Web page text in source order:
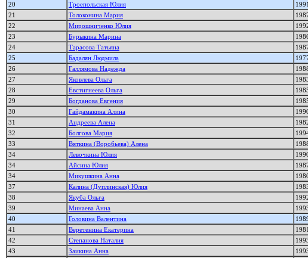
20
Троепольская Юлия 1991
21
Толоконина Мария
22
Мирошниченко Юлия
23
Бурыкина Марина
24
Тарасова Татьяна
25
Бадалян Людмила
26
Галлямова Надежда
27
Яковлева Ольга
28
Евстигнеева Ольга
29
Богданова Евгения
30
Гайдамакина Алина
31
Андреева Алена
32
Болгова Мария
33
Вяткина (Воробьева) Алена
34
Левочкина Юлия
34
Айсина Юлия
34
Микушкина Анна
37
Калина (Дуплинская) Юлия
38
Якуба Ольга
39
Минаева Анна
40
Головина Валентина
41
Веретенина Екатерина 1981
42
Степанова Наталия
43
Заикина Анна